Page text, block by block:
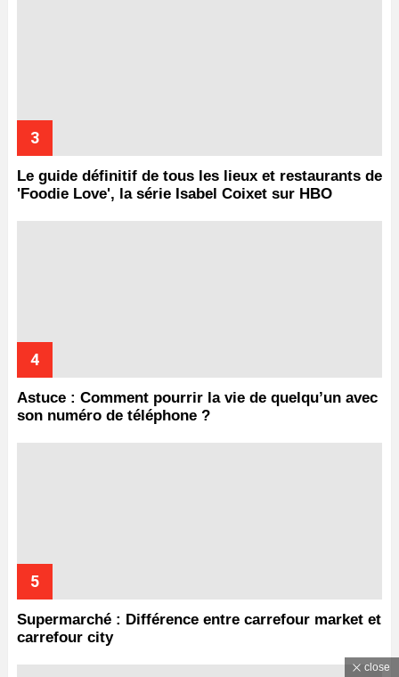
Le guide définitif de tous les lieux et restaurants de
'Foodie Love', la série Isabel Coixet sur HBO
Astuce : Comment pourrir la vie de quelqu’un avec
son numéro de téléphone ?
Supermarché : Différence entre carrefour market et
carrefour city
close